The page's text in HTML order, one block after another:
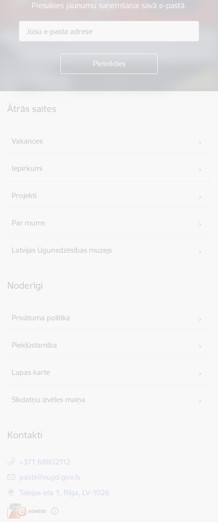
Piesakies jaunumu saņemšanai savā e-pastā.
Ātrās saites
Vakances
Iepirkumi
Projekti
Par mums
Latvijas Ugunsdzēsības muzejs
Noderīgi
Privātuma politika
Piekļūstamība
Lapas karte
Sīkdatņu izvēles maiņa
Kontakti
+371 68802112
E-pasts:
pasts@vugd.gov.lv
Talejas iela 1, Rīga, LV-1026